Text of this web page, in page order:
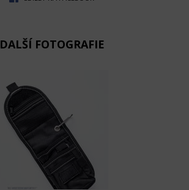
DALŠÍ FOTOGRAFIE